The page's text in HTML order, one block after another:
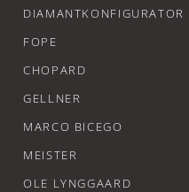
DIAMANTKONFIGURATOR
FOPE
CHOPARD
GELLNER
MARCO BICEGO
MEISTER
OLE LYNGGAARD